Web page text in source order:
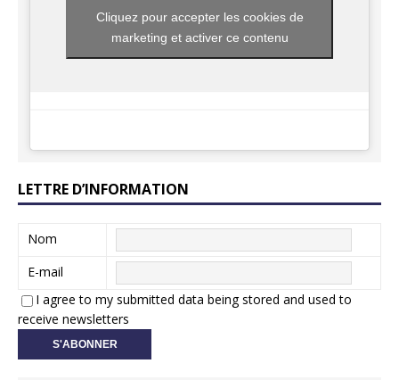
Cliquez pour accepter les cookies de
marketing et activer ce contenu
LETTRE D’INFORMATION
Nom
E-mail
I agree to my submitted data being stored and used to
receive newsletters